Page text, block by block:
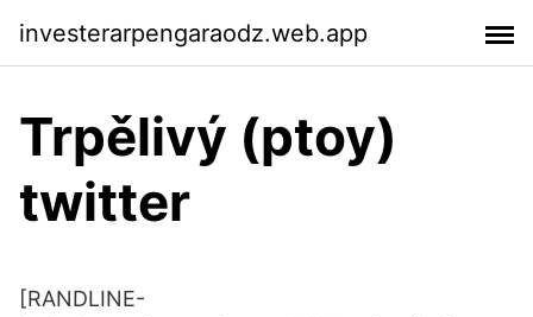
investerarpengaraodz.web.app
Trpělivý (ptoy)
twitter
[RANDLINE-